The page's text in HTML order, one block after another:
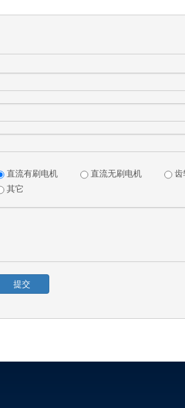
直流有刷电机 直流无刷电机
齿
其它
提交